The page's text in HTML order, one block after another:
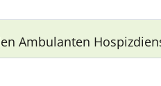
Ambulanten